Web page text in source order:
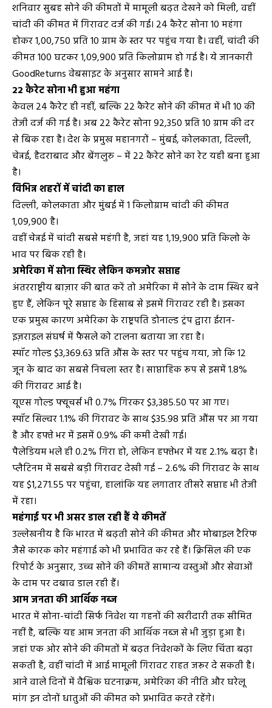
शनिवार सुबह सोने की कीमतों में मामूली बढ़त देखने को मिली, वहीं
चांदी की कीमत में गिरावट दर्ज की गई। 24 कैरेट सोना ₹10 महंगा
होकर ₹1,00,750 प्रति 10 ग्राम के स्तर पर पहुंच गया है। वहीं, चांदी की
कीमत ₹100 घटकर ₹1,09,900 प्रति किलोग्राम हो गई है। ये जानकारी
GoodReturns वेबसाइट के अनुसार सामने आई है।
22 कैरेट सोना भी हुआ महंगा
केवल 24 कैरेट ही नहीं, बल्कि 22 कैरेट सोने की कीमत में भी ₹10 की
तेजी दर्ज की गई है। अब 22 कैरेट सोना ₹92,350 प्रति 10 ग्राम की दर
से बिक रहा है। देश के प्रमुख महानगरों – मुंबई, कोलकाता, दिल्ली,
चेन्नई, हैदराबाद और बेंगलुरु – में 22 कैरेट सोने का रेट यही बना हुआ
है।
विभिन्न शहरों में चांदी का हाल
दिल्ली, कोलकाता और मुंबई में 1 किलोग्राम चांदी की कीमत
₹1,09,900 है।
वहीं चेन्नई में चांदी सबसे महंगी है, जहां यह ₹1,19,900 प्रति किलो के
भाव पर बिक रही है।
अमेरिका में सोना स्थिर लेकिन कमजोर सप्ताह
अंतरराष्ट्रीय बाज़ार की बात करें तो अमेरिका में सोने के दाम स्थिर बने
हुए हैं, लेकिन पूरे सप्ताह के हिसाब से इसमें गिरावट रही है। इसका
एक प्रमुख कारण अमेरिका के राष्ट्रपति डोनाल्ड ट्रंप द्वारा ईरान-
इज़राइल संघर्ष में फैसले को टालना बताया जा रहा है।
स्पॉट गोल्ड $3,369.63 प्रति औंस के स्तर पर पहुंच गया, जो कि 12
जून के बाद का सबसे निचला स्तर है। साप्ताहिक रूप से इसमें 1.8%
की गिरावट आई है।
यूएस गोल्ड फ्यूचर्स भी 0.7% गिरकर $3,385.50 पर आ गए।
स्पॉट सिल्वर 1.1% की गिरावट के साथ $35.98 प्रति औंस पर आ गया
है और हफ्ते भर में इसमें 0.9% की कमी देखी गई।
पैलेडियम भले ही 0.2% गिरा हो, लेकिन हफ्तेभर में यह 2.1% बढ़ा है।
प्लैटिनम में सबसे बड़ी गिरावट देखी गई – 2.6% की गिरावट के साथ
यह $1,271.55 पर पहुंचा, हालांकि यह लगातार तीसरे सप्ताह भी तेजी
में रहा।
महंगाई पर भी असर डाल रही हैं ये कीमतें
उल्लेखनीय है कि भारत में बढ़ती सोने की कीमत और मोबाइल टैरिफ
जैसे कारक कोर महंगाई को भी प्रभावित कर रहे हैं। क्रिसिल की एक
रिपोर्ट के अनुसार, उच्च सोने की कीमतें सामान्य वस्तुओं और सेवाओं
के दाम पर दबाव डाल रही हैं।
आम जनता की आर्थिक नब्ज
भारत में सोना-चांदी सिर्फ निवेश या गहनों की खरीदारी तक सीमित
नहीं है, बल्कि यह आम जनता की आर्थिक नब्ज से भी जुड़ा हुआ है।
जहां एक ओर सोने की कीमतों में बढ़त निवेशकों के लिए चिंता बढ़ा
सकती है, वहीं चांदी में आई मामूली गिरावट राहत जरूर दे सकती है।
आने वाले दिनों में वैश्विक घटनाक्रम, अमेरिका की नीति और घरेलू
मांग इन दोनों धातुओं की कीमत को प्रभावित करते रहेंगे।